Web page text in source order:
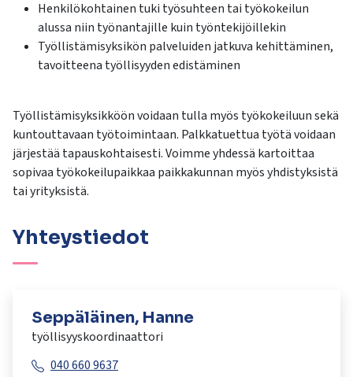
Henkilökohtainen tuki työsuhteen tai työkokeilun
alussa niin työnantajille kuin työntekijöillekin
Työllistämisyksikön palveluiden jatkuva kehittäminen,
tavoitteena työllisyyden edistäminen
Työllistämisyksikköön voidaan tulla myös työkokeiluun sekä
kuntouttavaan työtoimintaan. Palkkatuettua työtä voidaan
järjestää tapauskohtaisesti. Voimme yhdessä kartoittaa
sopivaa työkokeilupaikkaa paikkakunnan myös yhdistyksistä
tai yrityksistä.
Yhteystiedot
Seppäläinen, Hanne
työllisyyskoordinaattori
040 660 9637